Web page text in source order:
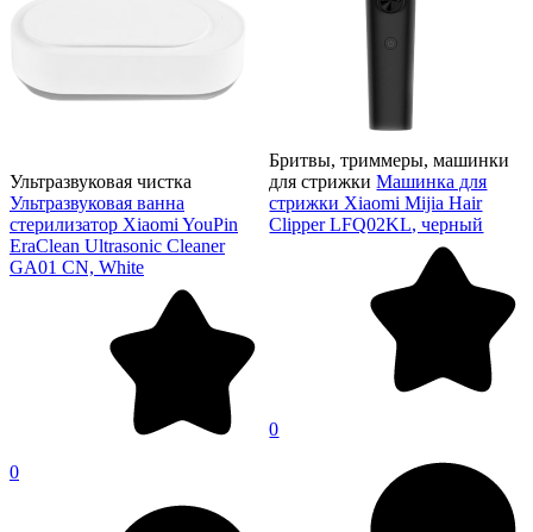
Ультразвуковая чистка
Ультразвуковая ванна
стерилизатор Xiaomi YouPin
EraClean Ultrasonic Cleaner
GA01 CN, White
0
Бритвы, триммеры, машинки
для стрижки Машинка для
стрижки Xiaomi Mijia Hair
Clipper LFQ02KL, черный
0